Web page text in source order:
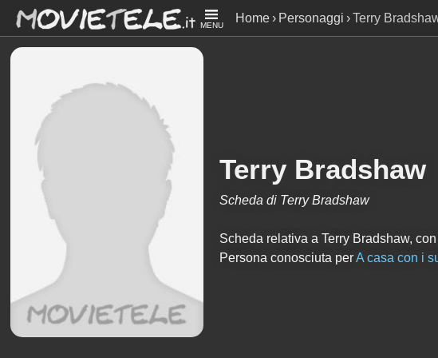
MENU
Home Personaggi Terry
Terry Bradshaw
Scheda di Terry Bradshaw
Scheda relativa a Terry Bradshaw,
Persona conosciuta perA casa con i